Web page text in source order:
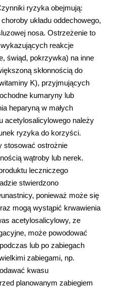
ryzyka obejmują:
układu oddechowego,
nosa. Ostrzeżenie to
reakcje
świąd, pokrzywka) na inne
skłonnością do
K), przyjmujących
kumaryny lub
heparyną w małych
acetylosalicylowego należy
ryzyka do korzyści.
stosować ostrożnie
wątroby lub nerek.
leczniczego
stwierdzono
ponieważ może się
mogą wystąpić krwawienia
acetylosalicylowy, ze
może powodować
lub po zabiegach
zabiegami, np.
kwasu
planowanym zabiegiem